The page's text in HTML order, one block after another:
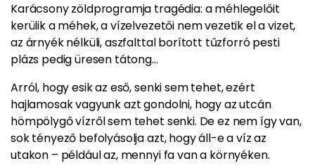
Karácsony zöldprogramja tragédia: a méhlegelőit
kerülik a méhek, a vízelvezetői nem vezetik el a vizet,
az árnyék nélküli, aszfalttal borított tűzforró pesti
plázs pedig üresen tátong...
Arról, hogy esik az eső, senki sem tehet, ezért
hajlamosak vagyunk azt gondolni, hogy az utcán
hömpölygő vízről sem tehet senki. De ez nem így van,
sok tényező befolyásolja azt, hogy áll-e a víz az
utakon – például az, mennyi fa van a környéken.